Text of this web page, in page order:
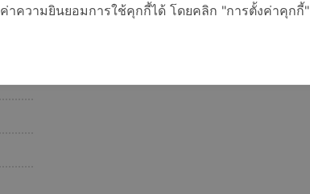
ค่าความยินยอมการใช้คุกกี้ได้ โดยคลิก "การตั้งค่าคุกกี้"